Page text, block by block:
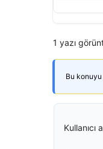
1 yazı
Bu konuyu
Kullanıcı